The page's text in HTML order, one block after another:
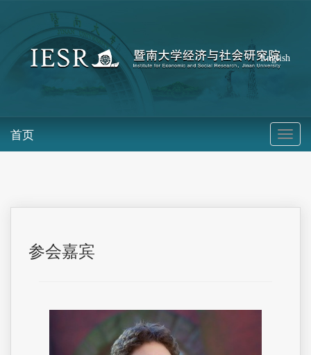
English
首页
参会嘉宾